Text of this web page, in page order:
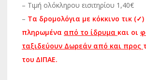
– Τιμή ολόκληρου εισιτηρίου 1,40€
– Τα δρομολόγια με κόκκινο τικ (✓)
πληρωμένα από το ίδρυμα και οι
ταξιδεύουν Δωρεάν από και προς
του ∆ΙΠΑΕ.